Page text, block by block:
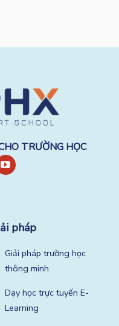
TRƯỜNG HỌC
pháp
Giải pháp trường học
thông minh
Dạy học trực tuyến E-
Learning